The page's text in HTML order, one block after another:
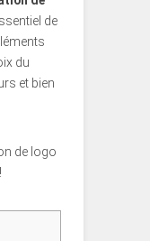
de
du
et bien
de logo